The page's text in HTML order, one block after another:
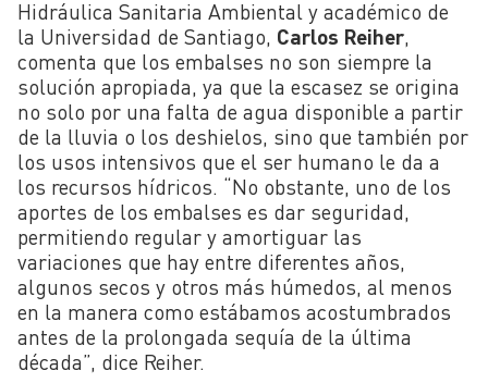
Hidráulica Sanitaria Ambiental y académico de
la Universidad de Santiago, Carlos Reiher,
comenta que los embalses no son siempre la
solución apropiada, ya que la escasez se origina
no solo por una falta de agua disponible a partir
de la lluvia o los deshielos, sino que también por
los usos intensivos que el ser humano le da a
los recursos hídricos. “No obstante, uno de los
aportes de los embalses es dar seguridad,
permitiendo regular y amortiguar las
variaciones que hay entre diferentes años,
algunos secos y otros más húmedos, al menos
en la manera como estábamos acostumbrados
antes de la prolongada sequía de la última
década”, dice Reiher.